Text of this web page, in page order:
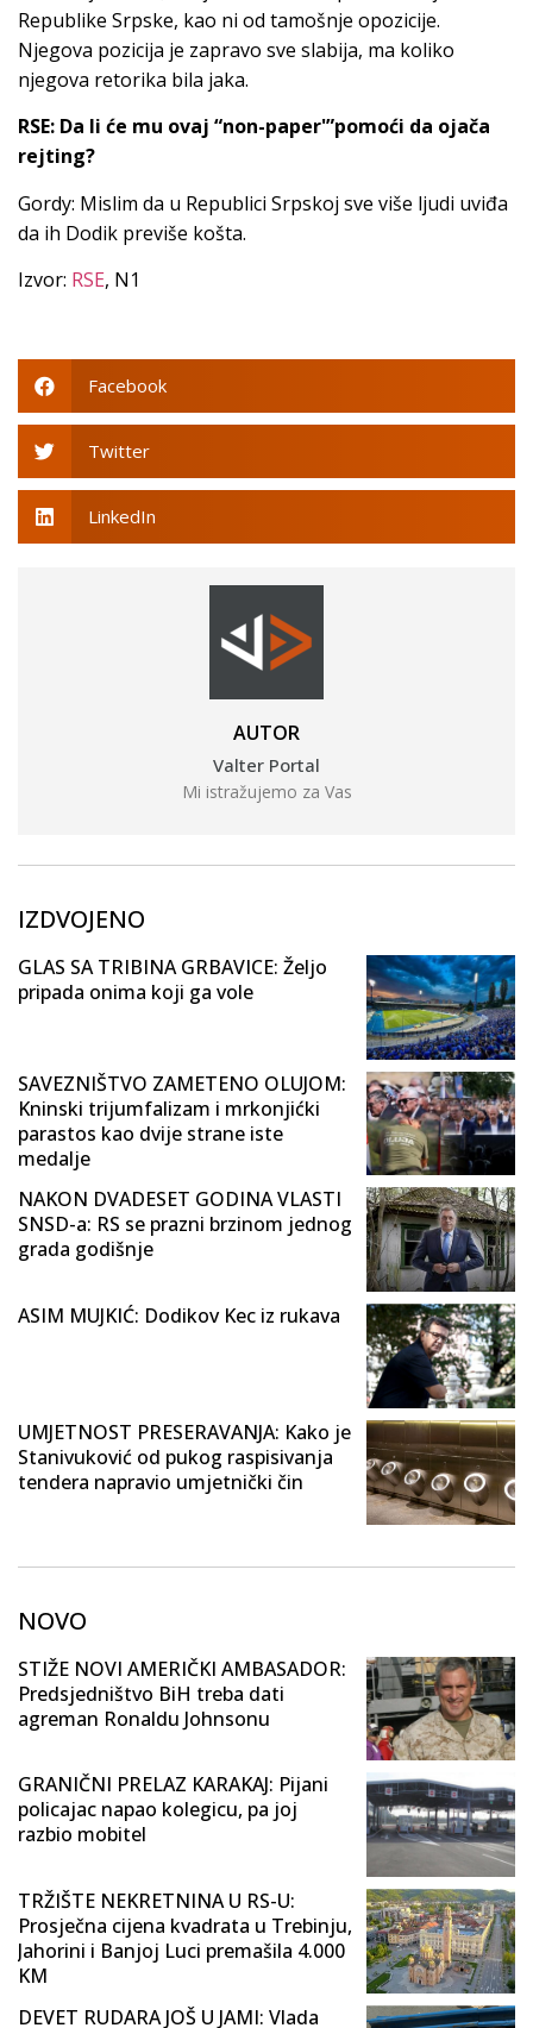
Republike Srpske, kao ni od tamošnje opozicije.
Njegova pozicija je zapravo sve slabija, ma koliko
njegova retorika bila jaka.
RSE: Da li će mu ovaj “non-paper'”pomoći da ojača
rejting?
Gordy: Mislim da u Republici Srpskoj sve više ljudi uviđa
da ih Dodik previše košta.
Izvor: RSE, N1
Facebook
Twitter
LinkedIn
AUTOR
Valter Portal
Mi istražujemo za Vas
IZDVOJENO
GLAS SA TRIBINA GRBAVICE: Željo
pripada onima koji ga vole
SAVEZNIŠTVO ZAMETENO OLUJOM:
Kninski trijumfalizam i mrkonjićki
parastos kao dvije strane iste
medalje
NAKON DVADESET GODINA VLASTI
SNSD-a: RS se prazni brzinom jednog
grada godišnje
ASIM MUJKIĆ: Dodikov Kec iz rukava
UMJETNOST PRESERAVANJA: Kako je
Stanivuković od pukog raspisivanja
tendera napravio umjetnički čin
NOVO
STIŽE NOVI AMERIČKI AMBASADOR:
Predsjedništvo BiH treba dati
agreman Ronaldu Johnsonu
GRANIČNI PRELAZ KARAKAJ: Pijani
policajac napao kolegicu, pa joj
razbio mobitel
TRŽIŠTE NEKRETNINA U RS-U:
Prosječna cijena kvadrata u Trebinju,
Jahorini i Banjoj Luci premašila 4.000
KM
DEVET RUDARA JOŠ U JAMI: Vlada